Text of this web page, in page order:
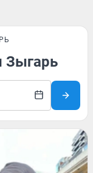
Зыгарь